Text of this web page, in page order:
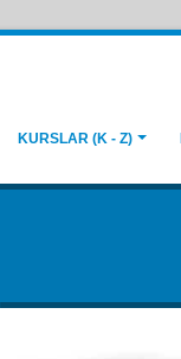
KURSLAR (K - Z)